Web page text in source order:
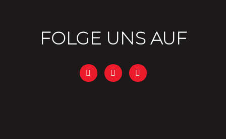
FOLGE UNS AUF